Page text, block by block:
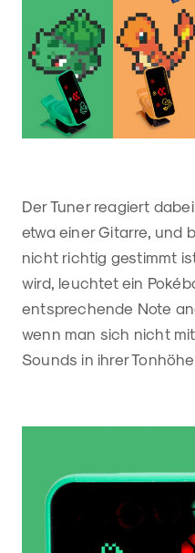
Der Tuner reagiert
etwa einer Gitarre, und
nicht richtig gestimmt
wird, leuchtet ein
entsprechende Note
wenn man sich nicht
Sounds in ihrer